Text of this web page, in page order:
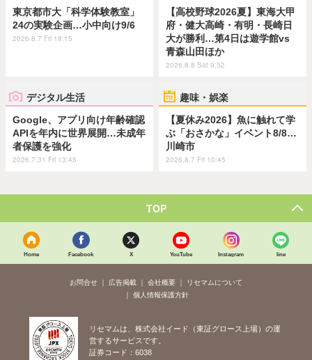
東京都市大「科学体験教室」
24の実験企画…小中向け9/6
2026.8.7 Fri 18:15
【高校野球2026夏】東海大甲
府・健大高崎・有明・長崎日
大が勝利…第4日は遊学館vs
青森山田ほか
2026.8.8 Sat 9:52
デジタル生活
Google、アプリ向け年齢確認
APIを年内に世界展開…未成年
者保護を強化
2026.7.31 Fri 13:45
趣味・娯楽
【夏休み2026】魚に触れて学
ぶ「おさかな」イベント8/8…
川崎市
2026.8.7 Fri 10:45
TOP
Home Facebook X YouTube Instagram line
お問合せ 広告掲載 会社概要
リセマムについて
個人情報保護方針
リセマムは、株式会社イード（東証グロース上場）の運
営するサービスです。
証券コード：6038